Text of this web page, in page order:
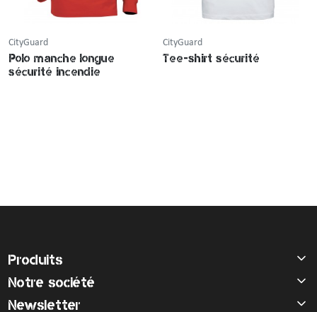
CityGuard
Polo manche longue
sécurité incendie
CityGuard
Tee-shirt sécurité
Produits
Notre société
Newsletter